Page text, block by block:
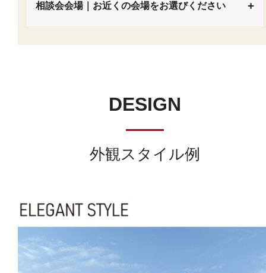
相談会会場｜お近くの会場をお選びください
DESIGN
――
外観スタイル例